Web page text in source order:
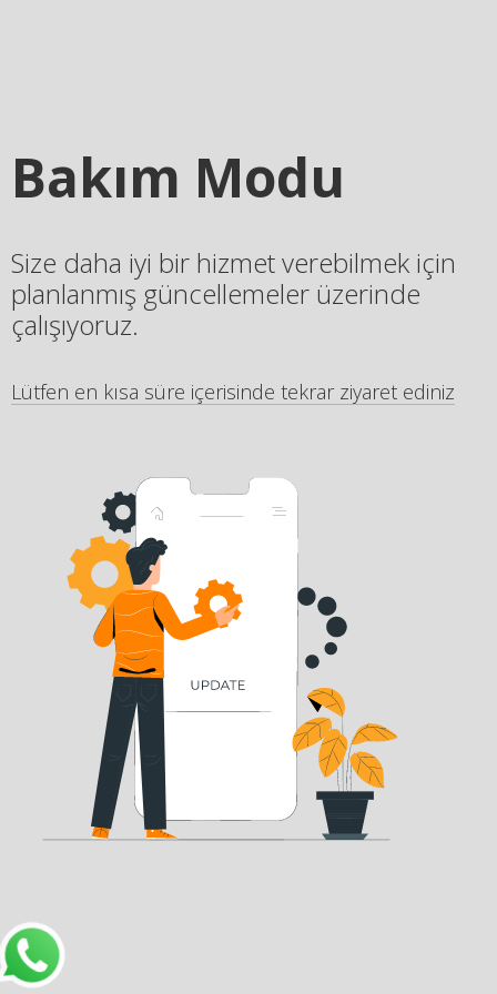
Bakım Modu
Size daha iyi bir hizmet verebilmek için
planlanmış güncellemeler üzerinde
çalışıyoruz.
Lütfen en kısa süre içerisinde tekrar ziyaret ediniz